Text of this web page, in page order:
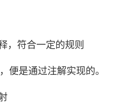
，符合一定的规则
便是通过注解实现的。